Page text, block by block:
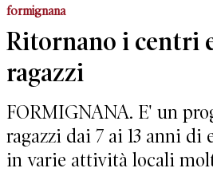
formignana
Ritornano i centri
ragazzi
FORMIGNANA. E' un
ragazzi dai 7 ai 13 anni di
in varie attività locali